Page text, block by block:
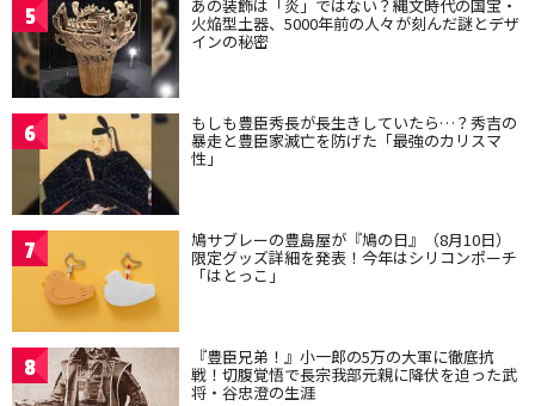
5 あの装飾は「炎」ではない？縄文時代の国宝・
火焔型土器、5000年前の人々が刻んだ謎とデザ
インの秘密
6 もしも豊臣秀長が長生きしていたら…？秀吉の
暴走と豊臣家滅亡を防げた「最強のカリスマ
性」
7 鳩サブレーの豊島屋が『鳩の日』（8月10日）
限定グッズ詳細を発表！今年はシリコンポーチ
「はとっこ」
8 『豊臣兄弟！』小一郎の5万の大軍に徹底抗
戦！切腹覚悟で長宗我部元親に降伏を迫った武
将・谷忠澄の生涯